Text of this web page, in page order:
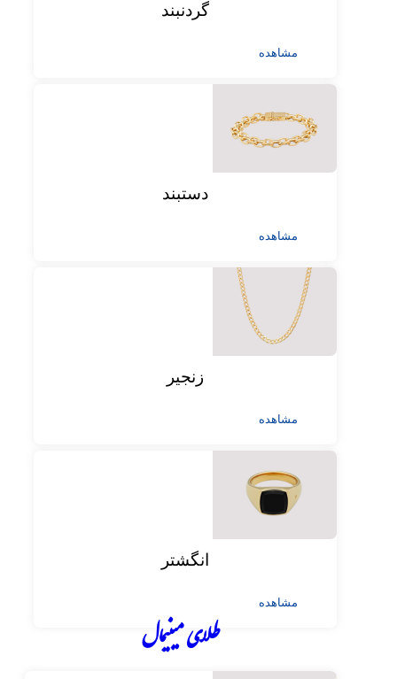
گردنبند
مشاهده
دستبند
مشاهده
زنجیر
مشاهده
انگشتر
مشاهده
طلای مینیمال